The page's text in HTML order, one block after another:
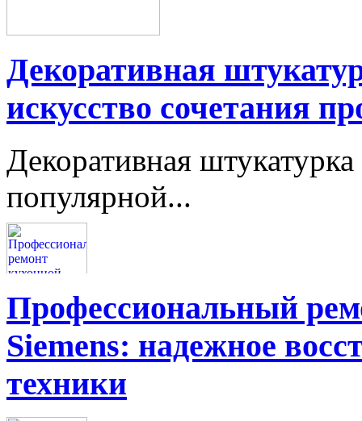
Декоративная
искусство сочетания
Декоративная
популярной...
Профессиональный
Siemens: надежное
техники